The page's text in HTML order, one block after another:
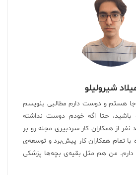
شیرولیلو
هستم و دوست دارم مطالبی بنویسم
حتا اگه خودم دوست نداشته
نفر از همکاران کار سردبیری مجله رو بر
با تمام همکاران کار پیش‌برد و توسعه‌ی
دارم. من هم مثل بقیه‌ی بچه‌ها پزشکی